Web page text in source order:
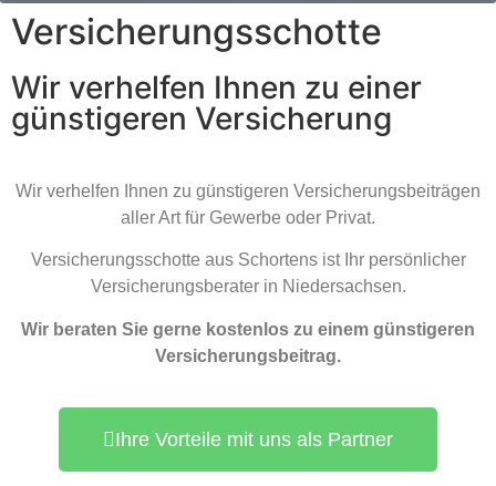
Versicherungsschotte
Wir verhelfen Ihnen zu einer
günstigeren Versicherung
Wir verhelfen Ihnen zu günstigeren Versicherungsbeiträgen
aller Art für Gewerbe oder Privat.
Versicherungsschotte aus Schortens ist Ihr persönlicher
Versicherungsberater in Niedersachsen.
Wir beraten Sie gerne kostenlos zu einem günstigeren
Versicherungsbeitrag.
Ihre Vorteile mit uns als Partner